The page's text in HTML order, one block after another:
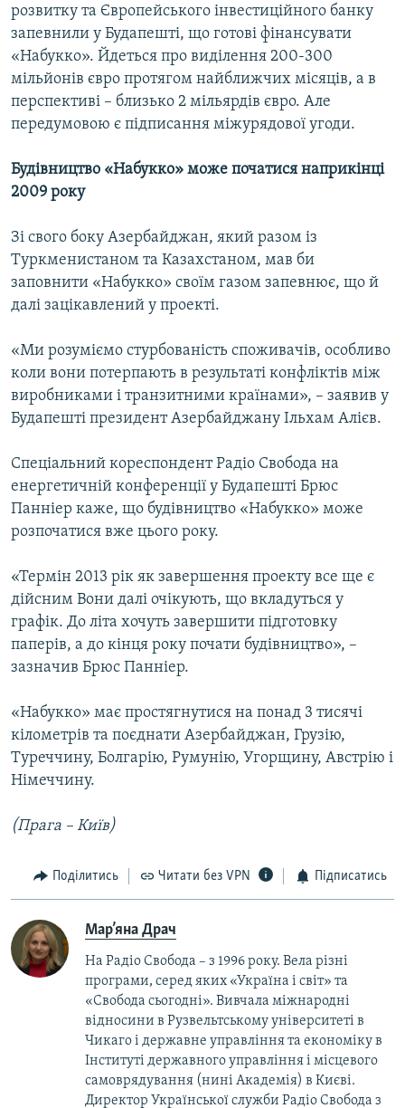
розвитку та Європейського інвестиційного банку
запевнили у Будапешті, що готові фінансувати
«Набукко». Йдеться про виділення 200-300
мільйонів євро протягом найближчих місяців, а в
перспективі – близько 2 мільярдів євро. Але
передумовою є підписання міжурядової угоди.
Будівництво «Набукко» може початися наприкінці
2009 року
Зі свого боку Азербайджан, який разом із
Туркменистаном та Казахстаном, мав би
заповнити «Набукко» своїм газом запевнює, що й
далі зацікавлений у проекті.
«Ми розуміємо стурбованість споживачів, особливо
коли вони потерпають в результаті конфліктів між
виробниками і транзитними країнами», – заявив у
Будапешті президент Азербайджану Ільхам Алієв.
Спеціальний кореспондент Радіо Свобода на
енергетичній конференції у Будапешті Брюс
Панніер каже, що будівництво «Набукко» може
розпочатися вже цього року.
«Термін 2013 рік як завершення проекту все ще є
дійсним Вони далі очікують, що вкладуться у
графік. До літа хочуть завершити підготовку
паперів, а до кінця року почати будівництво», –
зазначив Брюс Панніер.
«Набукко» має простягнутися на понад 3 тисячі
кілометрів та поєднати Азербайджан, Грузію,
Туреччину, Болгарію, Румунію, Угорщину, Австрію і
Німеччину.
(Прага – Київ)
Поділитись Читати без VPN Підписатись
Мар’яна Драч
На Радіо Свобода – з 1996 року. Вела різні
програми, серед яких «Україна і світ» та
«Свобода сьогодні». Вивчала міжнародні
відносини в Рузвельтському університеті в
Чикаго і державне управління та економіку в
Інституті державного управління і місцевого
самоврядування (нині Академія) в Києві.
Директор Української служби Радіо Свобода з